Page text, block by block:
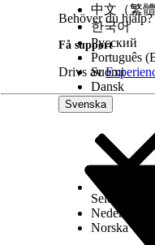
Behöver du
Få support
Drivs av
Svenska
中文（繁體
한국어
Русский
Português
Suomi
Dansk
Select Org
Nederlands
Norska